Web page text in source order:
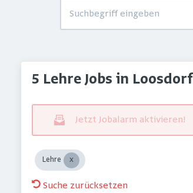
5 Lehre Jobs in Loosdorf
Jetzt Jobalarm aktivieren!
Lehre
Suche zurücksetzen